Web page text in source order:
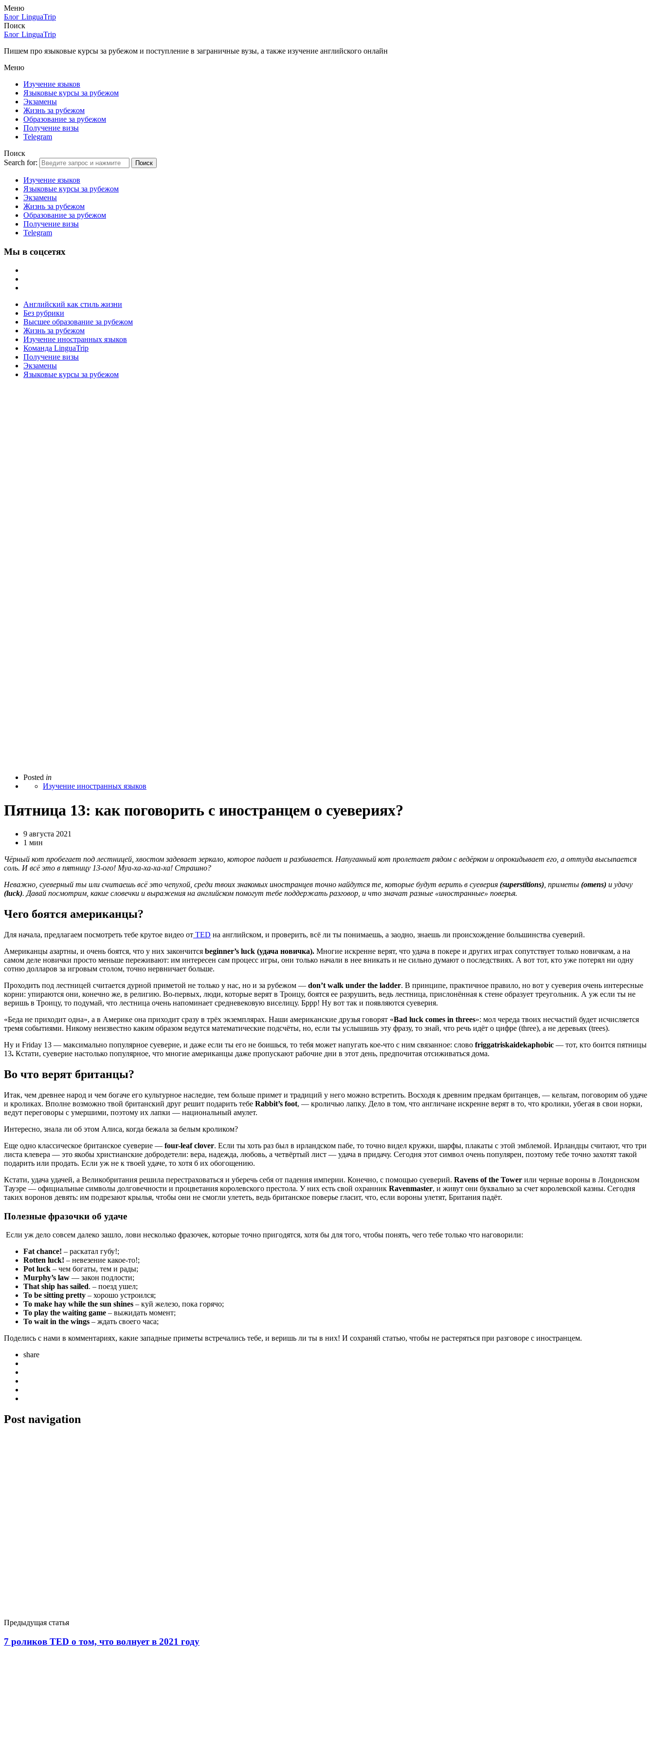
Меню
Блог LinguaTrip
Поиск
Блог LinguaTrip
Пишем про языковые курсы за рубежом и поступление в заграничные вузы, а также изучение английского онлайн
Меню
Изучение языков
Языковые курсы за рубежом
Экзамены
Жизнь за рубежом
Образование за рубежом
Получение визы
Telegram
Поиск
Search for:
Поиск
Изучение языков
Языковые курсы за рубежом
Экзамены
Жизнь за рубежом
Образование за рубежом
Получение визы
Telegram
Мы в соцсетях
Английский как стиль жизни
Без рубрики
Высшее образование за рубежом
Жизнь за рубежом
Изучение иностранных языков
Команда LinguaTrip
Получение визы
Экзамены
Языковые курсы за рубежом
Posted in
Изучение иностранных языков
Пятница 13: как поговорить с иностранцем о суевериях?
9 августа 2021
1 мин
Чёрный кот пробегает под лестницей, хвостом задевает зеркало, которое падает и разбивается. Напуганный кот пролетает рядом с ведёрком и опрокидывает его, а оттуда высыпается
соль. И всё это в пятницу 13-ого! Муа-ха-ха-ха-ха! Страшно?
Неважно, суеверный ты или считаешь всё это чепухой, среди твоих знакомых иностранцев точно найдутся те, которые будут верить в суеверия (superstitions) , приметы (omens) и удачу
(luck). Давай посмотрим, какие словечки и выражения на английском помогут тебе поддержать разговор, и что значат разные «иностранные» поверья.
Чего боятся американцы?
Для начала, предлагаем посмотреть тебе крутое видео от TED на английском, и проверить, всё ли ты понимаешь, а заодно, знаешь ли происхождение большинства суеверий.
Американцы азартны, и очень боятся, что у них закончится beginner’s luck (удача новичка). Многие искренне верят, что удача в покере и других играх сопутствует только новичкам, а на
самом деле новички просто меньше переживают: им интересен сам процесс игры, они только начали в нее вникать и не сильно думают о последствиях. А вот тот, кто уже потерял ни одну
сотню долларов за игровым столом, точно нервничает больше.
Проходить под лестницей считается дурной приметой не только у нас, но и за рубежом — don’t walk under the ladder. В принципе, практичное правило, но вот у суеверия очень интересные
корни: упираются они, конечно же, в религию. Во-первых, люди, которые верят в Троицу, боятся ее разрушить, ведь лестница, прислонённая к стене образует треугольник. А уж если ты не
веришь в Троицу, то подумай, что лестница очень напоминает средневековую виселицу. Бррр! Ну вот так и появляются суеверия.
«Беда не приходит одна», а в Америке она приходит сразу в трёх экземплярах. Наши американские друзья говорят «Bad luck comes in threes»: мол череда твоих несчастий будет исчисляется
тремя событиями. Никому неизвестно каким образом ведутся математические подсчёты, но, если ты услышишь эту фразу, то знай, что речь идёт о цифре (three), а не деревьях (trees).
Ну и Friday 13 — максимально популярное суеверие, и даже если ты его не боишься, то тебя может напугать кое-что с ним связанное: слово friggatriskaidekaphobic — тот, кто боится пятницы
13. Кстати, суеверие настолько популярное, что многие американцы даже пропускают рабочие дни в этот день, предпочитая отсиживаться дома.
Во что верят британцы?
Итак, чем древнее народ и чем богаче его культурное наследие, тем больше примет и традиций у него можно встретить. Восходя к древним предкам британцев, — кельтам, поговорим об удаче
и кроликах. Вполне возможно твой британский друг решит подарить тебе Rabbit’s foot, — кроличью лапку. Дело в том, что англичане искренне верят в то, что кролики, убегая в свои норки,
ведут переговоры с умершими, поэтому их лапки — национальный амулет.
Интересно, знала ли об этом Алиса, когда бежала за белым кроликом?
Еще одно классическое британское суеверие — four-leaf clover. Если ты хоть раз был в ирландском пабе, то точно видел кружки, шарфы, плакаты с этой эмблемой. Ирландцы считают, что три
листа клевера — это якобы христианские добродетели: вера, надежда, любовь, а четвёртый лист — удача в придачу. Сегодня этот символ очень популярен, поэтому тебе точно захотят такой
подарить или продать. Если уж не к твоей удаче, то хотя б их обогощению.
Кстати, удача удачей, а Великобритания решила перестраховаться и уберечь себя от падения империи. Конечно, с помощью суеверий. Ravens of the Tower или черные вороны в Лондонском
Тауэре — официальные символы долговечности и процветания королевского престола. У них есть свой охранник Ravenmaster, и живут они буквально за счет королевской казны. Сегодня
таких воронов девять: им подрезают крылья, чтобы они не смогли улететь, ведь британское поверье гласит, что, если вороны улетят, Британия падёт.
Полезные фразочки об удаче
Если уж дело совсем далеко зашло, лови несколько фразочек, которые точно пригодятся, хотя бы для того, чтобы понять, чего тебе только что наговорили:
Fat chance! – раскатал губу!;
Rotten luck! – невезение какое-то!;
Pot luck – чем богаты, тем и рады;
Murphy’s law — закон подлости;
That ship has sailed. – поезд ушел;
To be sitting pretty – хорошо устроился;
To make hay while the sun shines – куй железо, пока горячо;
To play the waiting game – выжидать момент;
To wait in the wings – ждать своего часа;
Поделись с нами в комментариях, какие западные приметы встречались тебе, и веришь ли ты в них! И сохраняй статью, чтобы не растеряться при разговоре с иностранцем.
share
Post navigation
Предыдущая статья
7 роликов TED о том, что волнует в 2021 году